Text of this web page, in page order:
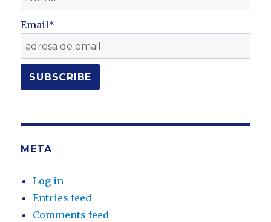
Email*
META
Log in
Entries feed
Comments feed